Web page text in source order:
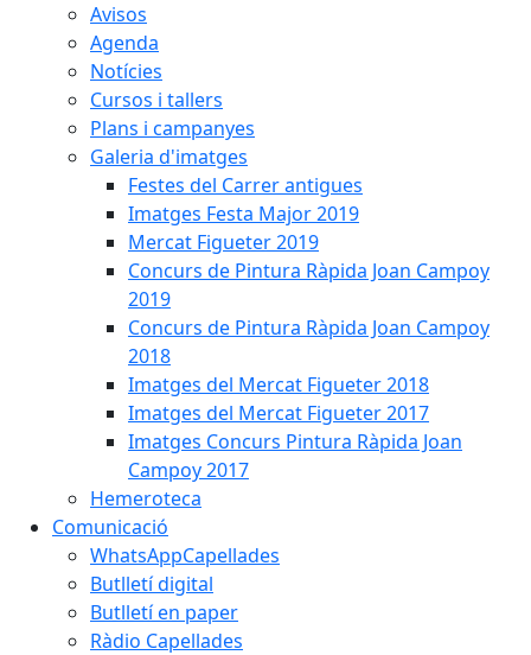
Avisos
Agenda
Notícies
Cursos i tallers
Plans i campanyes
Galeria d'imatges
Festes del Carrer antigues
Imatges Festa Major 2019
Mercat Figueter 2019
Concurs de Pintura Ràpida Joan Campoy
2019
Concurs de Pintura Ràpida Joan Campoy
2018
Imatges del Mercat Figueter 2018
Imatges del Mercat Figueter 2017
Imatges Concurs Pintura Ràpida Joan
Campoy 2017
Hemeroteca
Comunicació
WhatsAppCapellades
Butlletí digital
Butlletí en paper
Ràdio Capellades